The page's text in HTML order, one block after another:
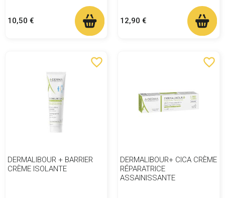
Prix
10,50 € Prix
12,90 €
favorite_border
DERMALIBOUR + BARRIER
CRÈME ISOLANTE
favorite_border
DERMALIBOUR+ CICA CRÈME
RÉPARATRICE
ASSAINISSANTE